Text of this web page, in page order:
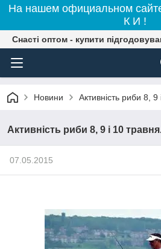
На нашем официальном
К И !
Снасті оптом - купити
Новини Активність риби 8, 9
Активність риби 8, 9 і 10
07.05.2015